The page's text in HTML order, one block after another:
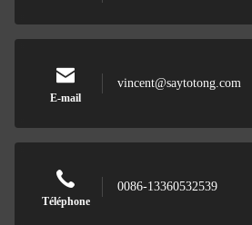
E-mail
vincent@saytotong.com
Téléphone
0086-13360532539